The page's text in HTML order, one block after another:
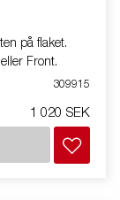
på flaket.
Front.
309915
1 020 SEK